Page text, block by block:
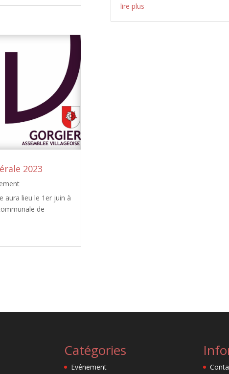
2023
aura lieu le 1er juin à
de
lire plus
Catégories
Evénement